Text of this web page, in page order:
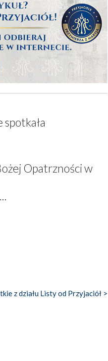
Opatrzności w
z działu Listy od Przyjaciół >